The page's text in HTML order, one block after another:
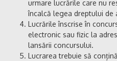
urmare lucrările care nu
încalcă legea dreptului de
Lucrările înscrise în
electronic sau fizic la
lansării concursului.
Lucrarea trebuie să